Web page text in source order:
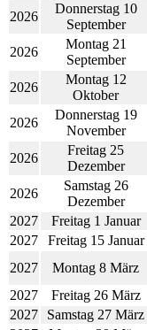
2026
Donnerstag 10
September
2026
Montag 21
September
2026
Montag 12
Oktober
2026
Donnerstag 19
November
2026
Freitag 25
Dezember
2026
Samstag 26
Dezember
2027
Freitag 1 Januar
2027
Freitag 15 Januar
2027
Montag 8 März
2027
Freitag 26 März
2027
Samstag 27 März